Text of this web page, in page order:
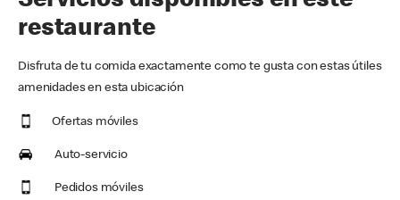
restaurante
Disfruta de tu comida exactamente como te gusta con estas útiles
amenidades en esta ubicación
Ofertas móviles
Auto-servicio
Pedidos móviles